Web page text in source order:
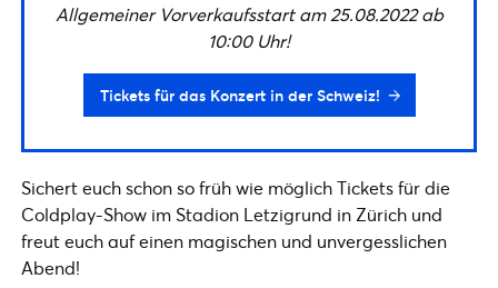
Allgemeiner Vorverkaufsstart am 25.08.2022 ab
10:00 Uhr!
Tickets für das Konzert in der Schweiz!
Sichert euch schon so früh wie möglich Tickets für die
Coldplay-Show im Stadion Letzigrund in Zürich und
freut euch auf einen magischen und unvergesslichen
Abend!